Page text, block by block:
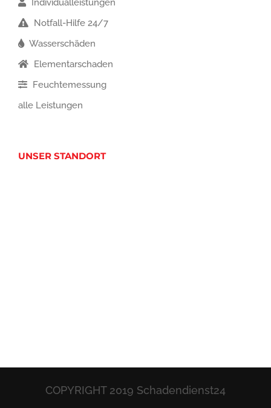
Individualleistungen
Notfall-Hilfe 24/7
Wasserschäden
Elementarschaden
Feuchtemessung
alle Leistungen
UNSER STANDORT
COPYRIGHT 2019 Schadendienst24